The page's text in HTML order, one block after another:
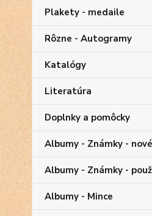
Plakety - medaile
Rôzne - Autogramy
Katalógy
Literatúra
Doplnky a pomôcky
Albumy - Známky - nové
Albumy - Známky -
Albumy - Mince